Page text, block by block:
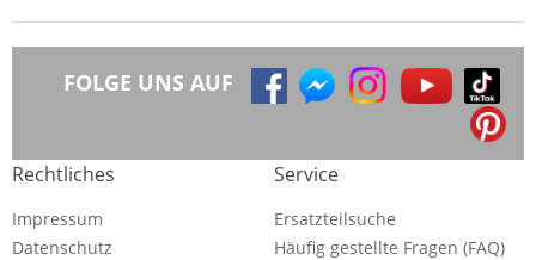
FOLGE UNS AUF
Rechtliches
Impressum
Datenschutz
Service
Ersatzteilsuche
Häufig gestellte Fragen (FAQ)